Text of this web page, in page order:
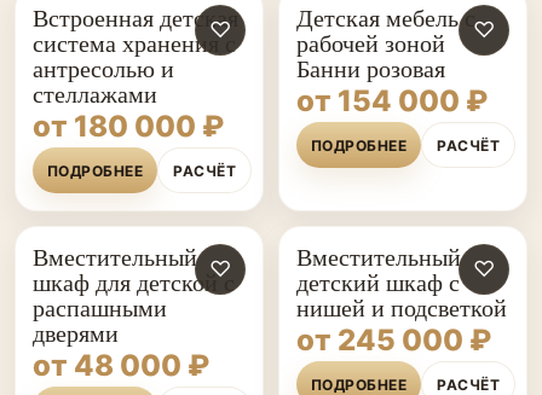
♡
Встроенная детская
система хранения с
антресолью и
стеллажами
от 180 000 ₽
ПОДРОБНЕЕ РАСЧЁТ
♡
Детская мебель с
рабочей зоной
Банни розовая
от 154 000 ₽
ПОДРОБНЕЕ РАСЧЁТ
♡
Вместительный
шкаф для детской с
распашными
дверями
от 48 000 ₽
♡
Вместительный
детский шкаф с
нишей и подсветкой
от 245 000 ₽
ПОДРОБНЕЕ РАСЧЁТ